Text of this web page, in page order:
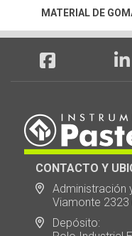
MATERIAL DE
CONTACTO Y
Administración
Viamonte 2323
Depósito: